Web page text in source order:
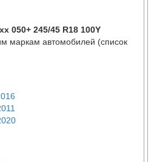
050+ 245/45 R18 100Y
маркам автомобилей (список